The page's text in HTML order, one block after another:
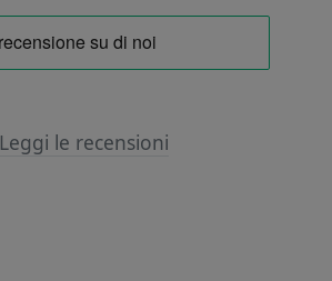
Leggi le recensioni